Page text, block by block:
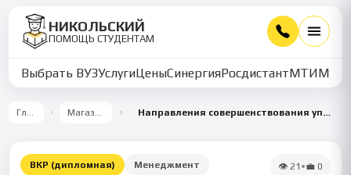
НИКОЛЬСКИЙ
ПОМОЩЬ СТУДЕНТАМ
Выбрать ВУЗУслугиЦеныСинергияРосдистантМТИММУ
Главная Магазин работ Направления совершенствования управления рисками в медицинской организации (на примере центральной районной больницы)
ВКР (дипломная)
Менеджмент
👁 21 •💼 0